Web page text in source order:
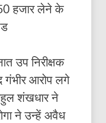
हजार लेने के
उप निरीक्षक
गंभीर आरोप लगे
शंखधार ने
ने उन्हें अवैध